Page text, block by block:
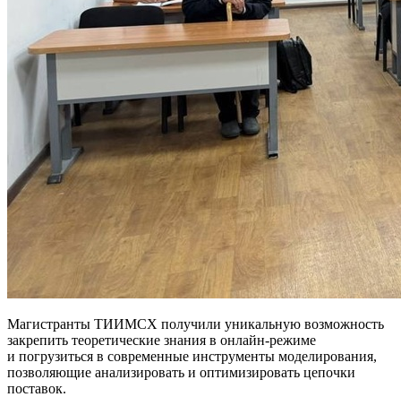
Магистранты ТИИМСХ получили уникальную возможность
закрепить теоретические знания в онлайн-режиме
и погрузиться в современные инструменты моделирования,
позволяющие анализировать и оптимизировать цепочки
поставок.